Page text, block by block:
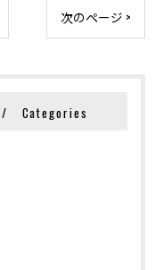
次のページ >
Categories